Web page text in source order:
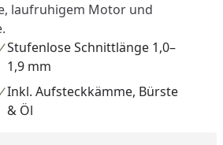
laufruhigem Motor und
Stufenlose Schnittlänge 1,0–
1,9 mm
Inkl. Aufsteckkämme, Bürste
& Öl